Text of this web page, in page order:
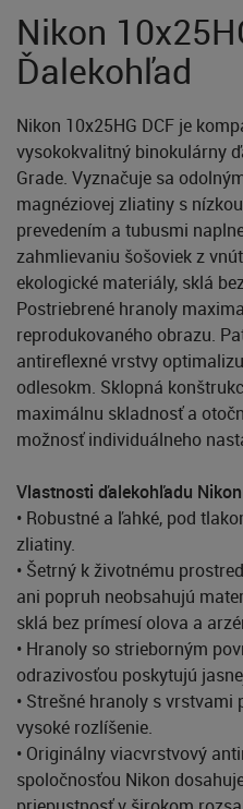
Nikon
Ďalekohľad
Nikon 10x25HG DCF je
vysokokvalitný binokulárny
Grade. Vyznačuje sa
magnéziovej zliatiny s
prevedením a tubusmi
zahmlievaniu šošoviek z
ekologické materiály, sklá
Postriebrené hranoly
reprodukovaného obrazu.
antireflexné vrstvy
odlesokm. Sklopná
maximálnu skladnosť a
možnosť individuálneho
Vlastnosti ďalekohľadu Nikon
• Robustné a ľahké, pod
zliatiny.
• Šetrný k životnému
ani popruh neobsahujú
sklá bez prímesí olova a
• Hranoly so strieborným
odrazivosťou poskytujú
• Strešné hranoly s
vysoké rozlíšenie.
• Originálny viacvrstvový
spoločnosťou Nikon